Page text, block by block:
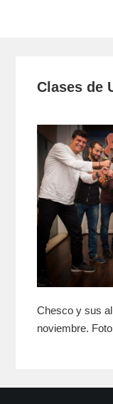
Clases de
Chesco y sus
noviembre.